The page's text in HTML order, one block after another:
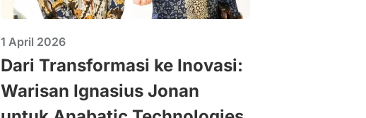
1 April 2026
Dari Transformasi ke Inovasi:
Warisan Ignasius Jonan